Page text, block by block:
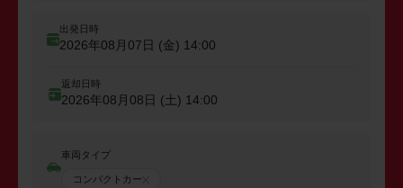
出発日時
2026年08月07日 (金) 14:00
返却日時
2026年08月08日 (土) 14:00
車両タイプ
コンパクトカー